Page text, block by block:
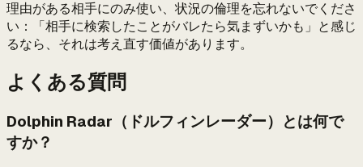
理由がある相手にのみ使い、状況の倫理を忘れないでくださ
い：「相手に検索したことがバレたら気まずいかも」と感じ
るなら、それは考え直す価値があります。
よくある質問
Dolphin Radar（ドルフィンレーダー）とは何で
すか？